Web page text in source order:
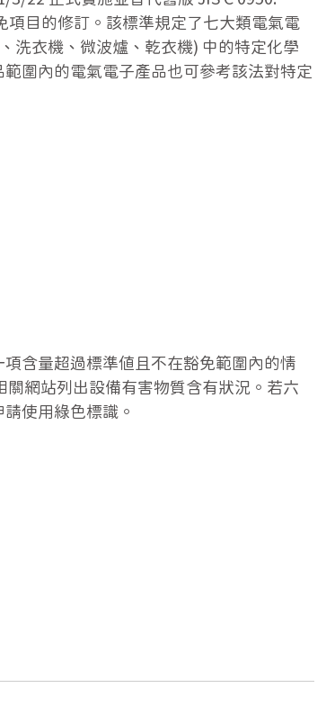
目的修訂。該標準規定了七大類電氣電
洗衣機、微波爐、乾衣機) 中的特定化學
圍內的電氣電子產品也可參考該法對特定
含量超過標準值且不在豁免範圍內的情
網站列出設備有害物質含有狀況。若六
使用綠色標識。